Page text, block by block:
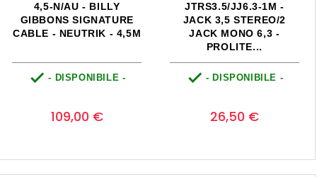
1M -
2
6,3 -
-
2RCA/2RCA-R-1M -
2RCA/2RCA - PROLITE -
- DISPONIBILE -
JTRS/
-